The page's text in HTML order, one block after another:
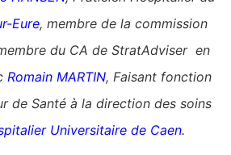
Eure, membre de la commission
du CA de StratAdviser en
Romain MARTIN, Faisant fonction
de Santé à la direction des soins
Universitaire de Caen.